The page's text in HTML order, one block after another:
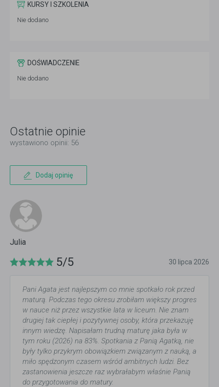
KURSY I SZKOLENIA
Nie dodano
DOŚWIADCZENIE
Nie dodano
Ostatnie opinie
wystawiono opinii: 56
Dodaj opinię
Julia
5/5 30 lipca 2026
Pani Agata jest najlepszym co mnie spotkało rok przed
maturą. Podczas tego okresu zrobiłam większy progres
w nauce niż przez wszystkie lata w liceum. Nie znam
drugiej tak ciepłej i pozytywnej osoby, która przekazuję
innym wiedzę. Napisałam trudną maturę jaka była w
tym roku (2026) na 83%. Spotkania z Panią Agatką, nie
były tylko przykrym obowiązkiem związanym z nauką, a
miło spędzonym czasem wśród ambitnych ludzi. Bez
zastanowienia jeszcze raz wybrałabym właśnie Panią
do przygotowania do matury.